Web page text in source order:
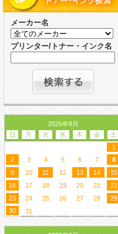
メーカー名
プリンター/トナー・インク名
2026年8月
日
月 火 水 木 金
土
1
2
3 4 5 6 7
8
9
10 11 12 13 14
15
16
17 18 19 20 21
22
23
24 25 26 27 28
29
30
31